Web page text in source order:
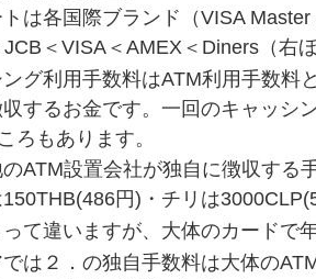
は各国際ブランド（VISA
＜VISA＜AMEX＜Diners（右
ング利用手数料はATM利用手数料
するお金です。一回のキャッシ
ろもあります。
ATM設置会社が独自に徴収する
円)・チリは
て違いますが、大体のカードで
は２．の独自手数料は大体の